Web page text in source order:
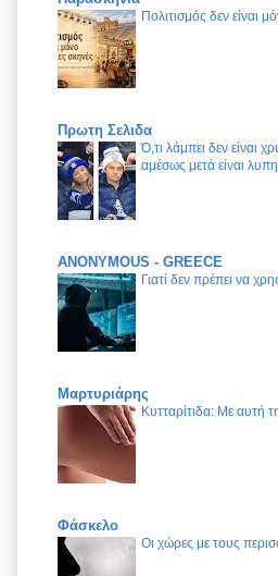
Πολιτισμός δεν είναι
Πρωτη Σελιδα
Ό,τι λάμπει δεν είναι
αμέσως μετά είναι
ANONYMOUS - GREECE
Γιατί δεν πρέπει να
Μαρτυριάρης
Κυτταρίτιδα: Με αυτή
Φάσκελο
Οι χώρες με τους